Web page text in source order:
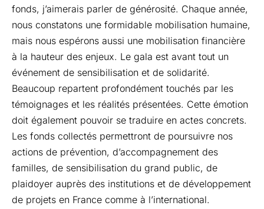
fonds, j’aimerais parler de générosité. Chaque année,
nous constatons une formidable mobilisation humaine,
mais nous espérons aussi une mobilisation financière
à la hauteur des enjeux. Le gala est avant tout un
événement de sensibilisation et de solidarité.
Beaucoup repartent profondément touchés par les
témoignages et les réalités présentées. Cette émotion
doit également pouvoir se traduire en actes concrets.
Les fonds collectés permettront de poursuivre nos
actions de prévention, d’accompagnement des
familles, de sensibilisation du grand public, de
plaidoyer auprès des institutions et de développement
de projets en France comme à l’international.